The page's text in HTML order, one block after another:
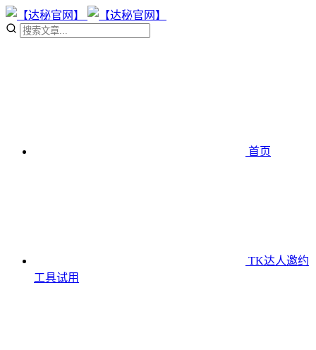
首页
TK达人邀约
工具试用